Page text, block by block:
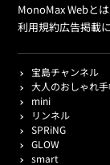
MonoMax Webと
利用規約広告掲載
宝島チャンネル
大人のおしゃれ
mini
リンネル
SPRiNG
GLOW
smart